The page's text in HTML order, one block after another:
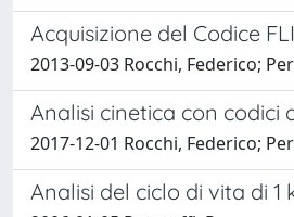
Acquisizione del Codice
2013-09-03 Rocchi, Federico;
Analisi cinetica con codici
2017-12-01 Rocchi, Federico;
Analisi del ciclo di vita di